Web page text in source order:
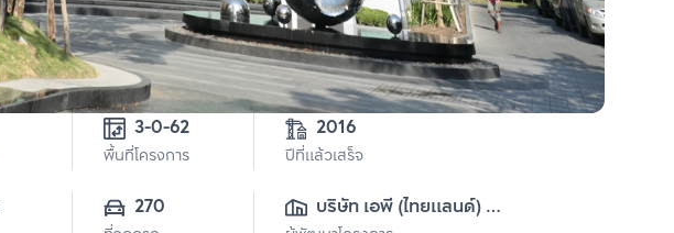
3-0-62
พื้นที่โครงการ
2016
ปีที่แล้วเสร็จ
270
บริษัท เอพี (ไทยแลนด์)